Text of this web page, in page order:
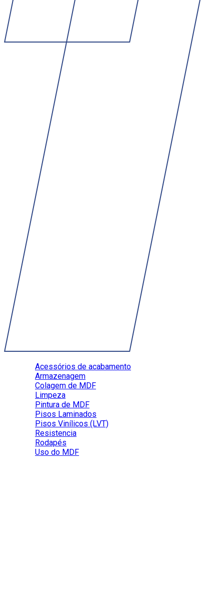
Acessórios de acabamento
Armazenagem
Colagem de MDF
Limpeza
Pintura de MDF
Pisos Laminados
Pisos Vinílicos (LVT)
Resistencia
Rodapés
Uso do MDF